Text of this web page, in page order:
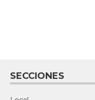
SECCIONES